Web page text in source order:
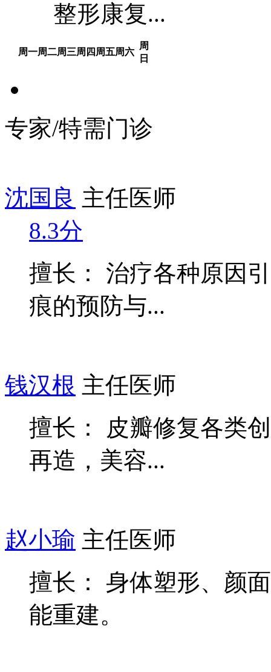
整形康复...
周一周二周三周四 周五周六
周
日
专家/特需门诊
沈国良 主任医师
8.3分
擅长： 治疗各种原因
痕的预防与...
钱汉根 主任医师
擅长： 皮瓣修复各类
再造，美容...
赵小瑜 主任医师
擅长： 身体塑形、颜
能重建。